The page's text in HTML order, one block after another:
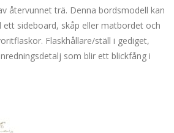
återvunnet trä. Denna bordsmodell kan
ett sideboard, skåp eller matbordet och
Flaskhållare/ställ i gediget,
som blir ett blickfång i